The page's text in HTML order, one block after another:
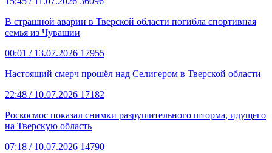
В страшной аварии в Тверской области погибла спортивная
семья из Чувашии
00:01 / 13.07.2026 17955
Настоящий смерч прошёл над Селигером в Тверской области
22:48 / 10.07.2026 17182
Роскосмос показал снимки разрушительного шторма, идущего
на Тверскую область
07:18 / 10.07.2026 14790